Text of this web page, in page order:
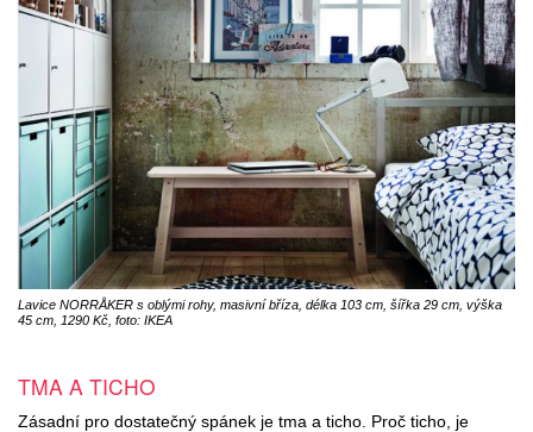
Lavice NORRÅKER s oblými rohy, masivní bříza, délka 103 cm, šířka 29 cm, výška
45 cm, 1290 Kč, foto: IKEA
TMA A TICHO
Zásadní pro dostatečný spánek je tma a ticho. Proč ticho, je